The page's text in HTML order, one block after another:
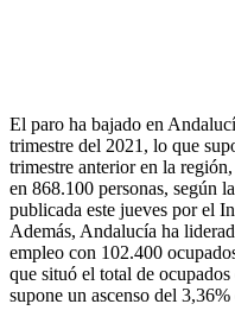
El paro ha bajado en
trimestre del 2021, lo que
trimestre anterior en la
en 868.100 personas, según
publicada este jueves por el
Además, Andalucía ha
empleo con 102.400
que situó el total de
supone un ascenso del